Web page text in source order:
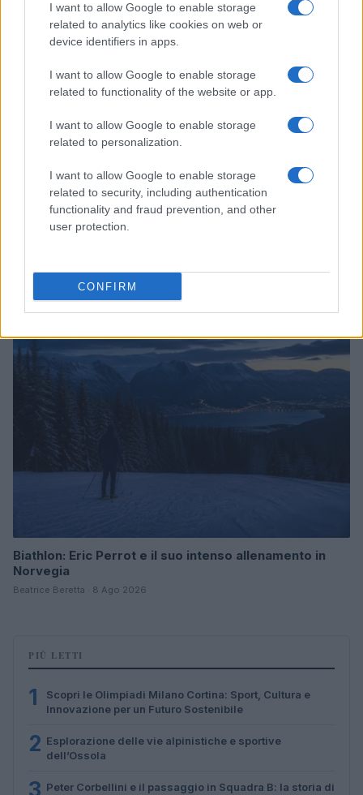
I want to allow Google to enable storage
related to analytics like cookies on web or
device identifiers in apps.
I want to allow Google to enable storage
related to functionality of the website or app.
I want to allow Google to enable storage
related to personalization.
I want to allow Google to enable storage
related to security, including authentication
functionality and fraud prevention, and other
user protection.
CONFIRM
COMBINATA NORDICA
fondo
Beatrice Beretta · 8 Ago 2026
Biathlon: Eric Perrot e il suo intenso allenamento in
Norvegia
Beatrice Beretta · 8 Ago 2026
PIÙ LETTI
1
Scopri le Olimpiadi Milano Cortina: Sport, Cultura e
Innovazione per un Futuro Sostenibile
2 Esplorazione delle vie alpinistiche e sportive
dell’Ossola
3 Peter Corbellini e il passaggio in Squadra B: la storia di